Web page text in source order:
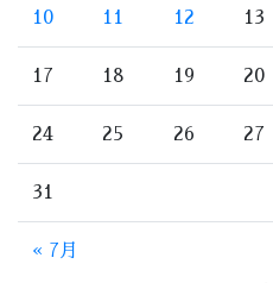
10 11 12 13
17 18 19 20
24 25 26 27
31
« 7月